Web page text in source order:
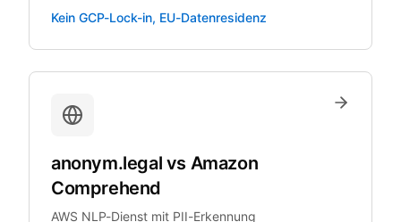
Kein GCP-Lock-in, EU-Datenresidenz
anonym.legal vs Amazon
Comprehend
AWS NLP-Dienst mit PII-Erkennung